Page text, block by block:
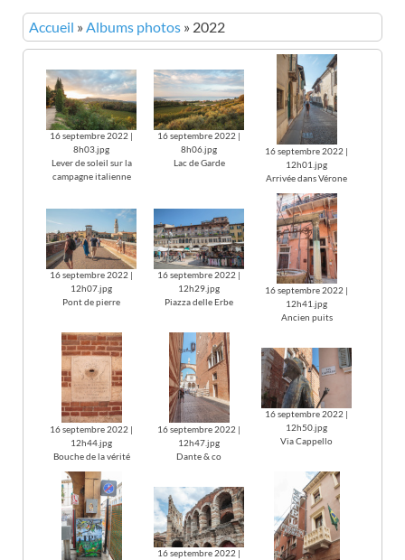
Accueil » Albums photos » 2022
16 septembre 2022 |
8h03.jpg
Lever de soleil sur la
campagne italienne
16 septembre 2022 |
8h06.jpg
Lac de Garde
16 septembre 2022 |
12h01.jpg
Arrivée dans Vérone
16 septembre 2022 |
12h07.jpg
Pont de pierre
16 septembre 2022 |
12h29.jpg
Piazza delle Erbe
16 septembre 2022 |
12h41.jpg
Ancien puits
16 septembre 2022 |
12h44.jpg
Bouche de la vérité
16 septembre 2022 |
12h47.jpg
Dante & co
16 septembre 2022 |
12h50.jpg
Via Cappello
16 septembre 2022 |